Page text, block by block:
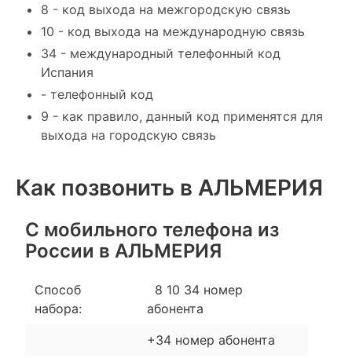
8 - код выхода на межгородскую связь
10 - код выхода на международную связь
34 - международный телефонный код
Испания
- телефонный код
9 - как правило, данный код применятся для
выхода на городскую связь
Как позвонить в АЛЬМЕРИЯ
С мобильного телефона из
России в АЛЬМЕРИЯ
Способ
набора:
8 10 34 номер
абонента
+34 номер абонента